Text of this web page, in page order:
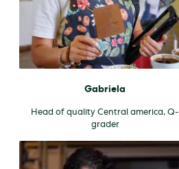
Gabriela
Head of quality Central america, Q-
grader